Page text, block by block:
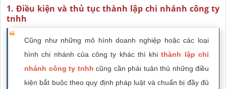
1. Điều kiện và thủ tục thành lập chi nhánh công ty
tnhh
Cũng như những mô hình doanh nghiệp hoặc các loại
hình chi nhánh của công ty khác thì khi thành lập chi
nhánh công ty tnhh cũng cần phải tuân thủ những điều
kiện bắt buộc theo quy định pháp luật và chuẩn bị đầy đủ